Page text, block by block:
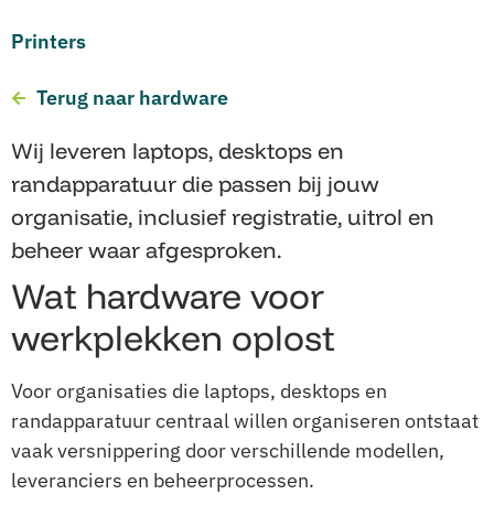
Printers
Terug naar hardware
Wij leveren laptops, desktops en
randapparatuur die passen bij jouw
organisatie, inclusief registratie, uitrol en
beheer waar afgesproken.
Wat hardware voor
werkplekken oplost
Voor organisaties die laptops, desktops en
randapparatuur centraal willen organiseren ontstaat
vaak versnippering door verschillende modellen,
leveranciers en beheerprocessen.